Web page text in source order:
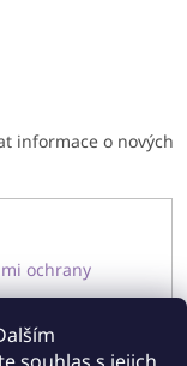
informace o nových
ochrany